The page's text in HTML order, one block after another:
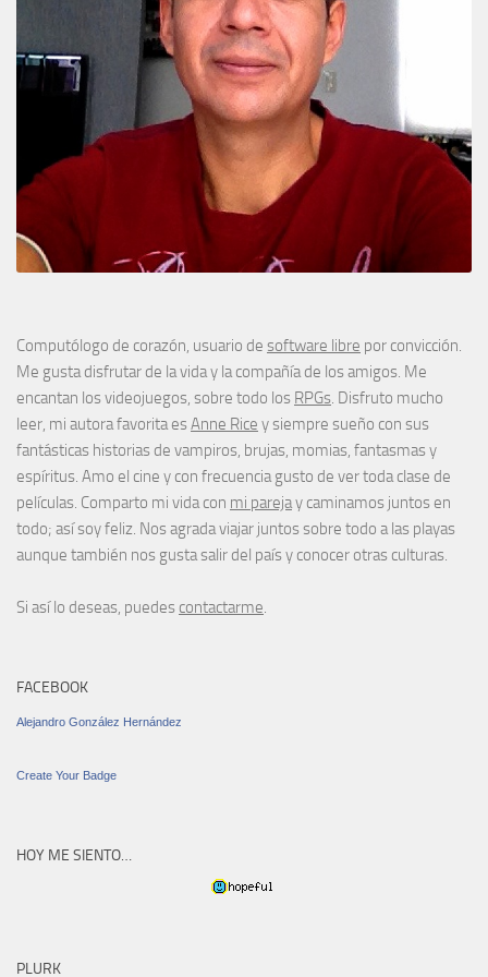
Computólogo de corazón, usuario de software libre por convicción.
Me gusta disfrutar de la vida y la compañía de los amigos. Me
encantan los videojuegos, sobre todo los RPGs. Disfruto mucho
leer, mi autora favorita esAnne Rice y siempre sueño con sus
fantásticas historias de vampiros, brujas, momias, fantasmas y
espíritus. Amo el cine y con frecuencia gusto de ver toda clase de
películas. Comparto mi vida con mi parejay caminamos juntos en
todo; así soy feliz. Nos agrada viajar juntos sobre todo a las playas
aunque también nos gusta salir del país y conocer otras culturas.
Si así lo deseas, puedes contactarme.
FACEBOOK
Alejandro González Hernández
Create Your Badge
HOY ME SIENTO…
PLURK